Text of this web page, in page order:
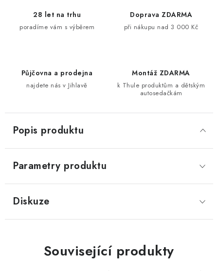
28 let na trhu
poradíme vám s výběrem
Doprava ZDARMA
při nákupu nad 3 000 Kč
Půjčovna a prodejna
najdete nás v Jihlavě
Montáž ZDARMA
k Thule produktům a dětským
autosedačkám
Popis produktu
Parametry produktu
Diskuze
Související produkty